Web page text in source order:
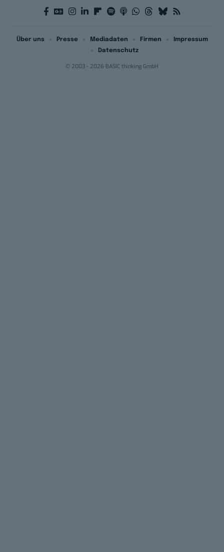
© 2003 - 2026 BASIC thinking GmbH
Über uns Presse Mediadaten Firmen
Impressum
Datenschutz